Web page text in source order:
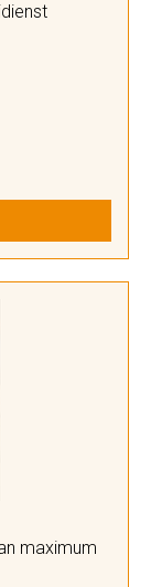
maximum